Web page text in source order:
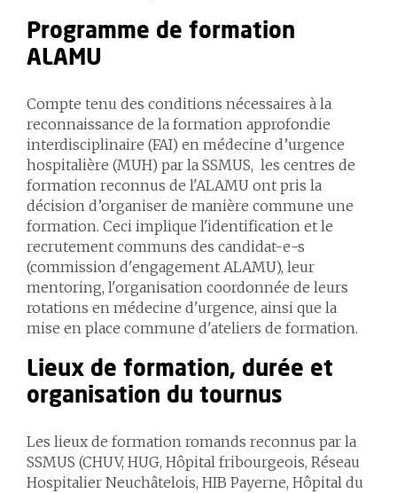
Programme de formation
ALAMU
Compte tenu des conditions nécessaires à la
reconnaissance de la formation approfondie
interdisciplinaire (FAI) en médecine d’urgence
hospitalière (MUH) par la SSMUS, les centres de
formation reconnus de l'ALAMU ont pris la
décision d’organiser de manière commune une
formation. Ceci implique l'identification et le
recrutement communs des candidat-e-s
(commission d'engagement ALAMU), leur
mentoring, l'organisation coordonnée de leurs
rotations en médecine d'urgence, ainsi que la
mise en place commune d'ateliers de formation.
Lieux de formation, durée et
organisation du tournus
Les lieux de formation romands reconnus par la
SSMUS (CHUV, HUG, Hôpital fribourgeois, Réseau
Hospitalier Neuchâtelois, HIB Payerne, Hôpital du